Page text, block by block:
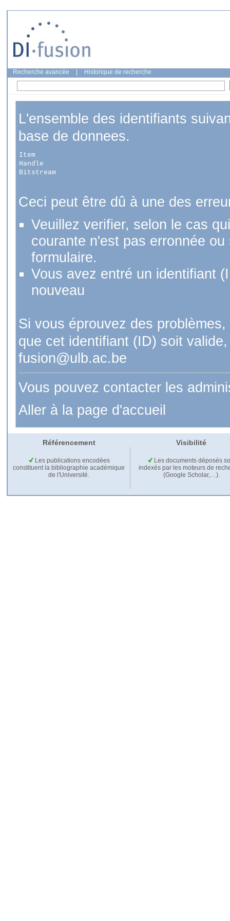
Recherche avancée Historique de recherche
L'ensemble des identifiants
base de donnees.
Item
Handle
Bitstream
Ceci peut être dû à une des
Veuillez verifier, selon le cas
courante n'est pas erronnée
formulaire.
Vous avez entré un identifiant
nouveau
Si vous éprouvez des
que cet identifiant (ID) soit
fusion@ulb.ac.be
Vous pouvez contacter les
Aller à la page d'accueil
Référencement Visibilité
Les publications encodées
constituent la bibliographie académique
de l'Université.
Les documents déposés
indexés par les moteurs de
(Google Scholar,…).